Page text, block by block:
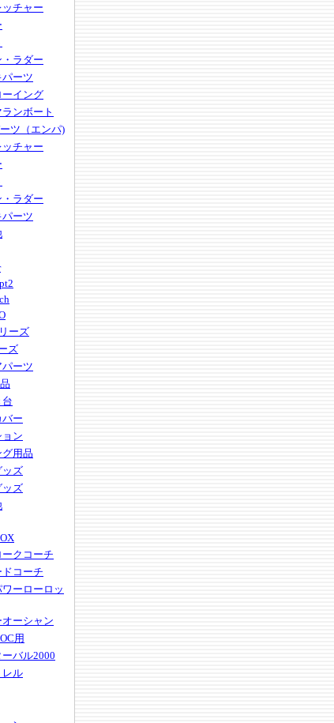
ッチャー
・ラダー
ーツ
ーイング
ンボート
ツ（エンパ)
ッチャー
・ラダー
ーツ
ーズ
ズ
パーツ
ー
ョン
グ用品
ッズ
ッズ
ークコーチ
ドコーチ
ワーローロッ
オーシャン
用
バル2000
レル